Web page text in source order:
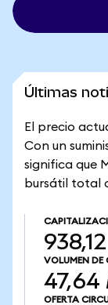
Últimas
El precio
Con un
significa que
bursátil total
VOLUMEN DE
47,64
OFERTA